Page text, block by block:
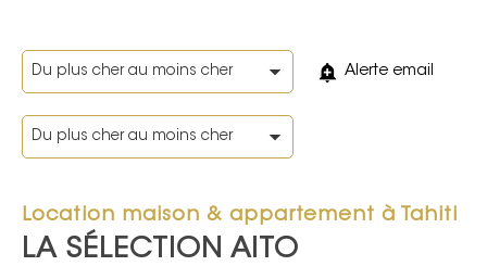
Alerte email
Location maison & appartement à Tahiti
LA SÉLECTION AITO